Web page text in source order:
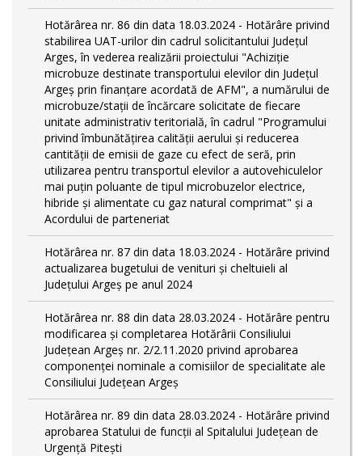
Hotărârea nr. 86 din data 18.03.2024 - Hotărâre privind
stabilirea UAT-urilor din cadrul solicitantului Județul
Arges, în vederea realizării proiectului "Achiziție
microbuze destinate transportului elevilor din Județul
Argeș prin finanțare acordată de AFM", a numărului de
microbuze/stații de încărcare solicitate de fiecare
unitate administrativ teritorială, în cadrul "Programului
privind îmbunătățirea calității aerului și reducerea
cantității de emisii de gaze cu efect de seră, prin
utilizarea pentru transportul elevilor a autovehiculelor
mai puțin poluante de tipul microbuzelor electrice,
hibride și alimentate cu gaz natural comprimat" și a
Acordului de parteneriat
Hotărârea nr. 87 din data 18.03.2024 - Hotărâre privind
actualizarea bugetului de venituri și cheltuieli al
Județului Argeș pe anul 2024
Hotărârea nr. 88 din data 28.03.2024 - Hotărâre pentru
modificarea și completarea Hotărârii Consiliului
Județean Argeș nr. 2/2.11.2020 privind aprobarea
componenței nominale a comisiilor de specialitate ale
Consiliului Județean Argeș
Hotărârea nr. 89 din data 28.03.2024 - Hotărâre privind
aprobarea Statului de funcții al Spitalului Județean de
Urgență Pitești